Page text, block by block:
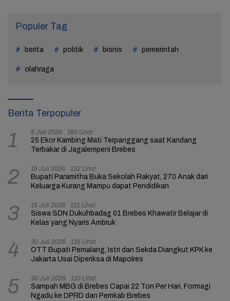
Populer Tag
berita politik bisnis pemerintah
olahraga
Berita Terpopuler
1 8 Juli 2026 160 Lihat
25 Ekor Kambing Mati Terpanggang saat Kandang
Terbakar di Jagalempeni Brebes
2 15 Juli 2026 132 Lihat
Bupati Paramitha Buka Sekolah Rakyat, 270 Anak dari
Keluarga Kurang Mampu dapat Pendidikan
3 15 Juli 2026 121 Lihat
Siswa SDN Dukuhbadag 01 Brebes Khawatir Belajar di
Kelas yang Nyaris Ambruk
4 30 Juli 2026 116 Lihat
OTT Bupati Pemalang, Istri dan Sekda Diangkut KPK ke
Jakarta Usai Diperiksa di Mapolres
5 30 Juli 2026 110 Lihat
Sampah MBG di Brebes Capai 22 Ton Per Hari, Formagi
Ngadu ke DPRD dan Pemkab Brebes